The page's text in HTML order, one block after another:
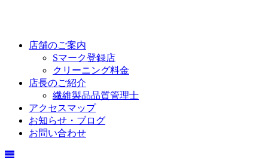
店舗のご案内
Sマーク登録店
クリーニング料金
店長のご紹介
繊維製品品質管理士
アクセスマップ
お知らせ・ブログ
お問い合わせ